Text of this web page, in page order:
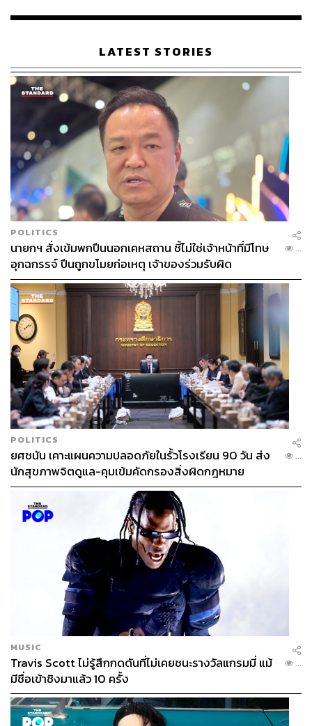
เรือนไทยที่ถูกซุกไว้
LATEST STORIES
POLITICS
นายกฯ สั่งเข้มพกปืนนอกเคหสถาน ชี้ไม่ใช่เจ้าหน้าที่มีโทษ
อุกฉกรรจ์ ปืนถูกขโมยก่อเหตุ เจ้าของร่วมรับผิด
...
POLITICS
ยศชนัน เคาะแผนความปลอดภัยในรั้วโรงเรียน 90 วัน ส่ง
นักสุขภาพจิตดูแล-คุมเข้มคัดกรองสิ่งผิดกฎหมาย
...
MUSIC
Travis Scott ไม่รู้สึกกดดันที่ไม่เคยชนะรางวัลแกรมมี่ แม้
มีชื่อเข้าชิงมาแล้ว 10 ครั้ง
...